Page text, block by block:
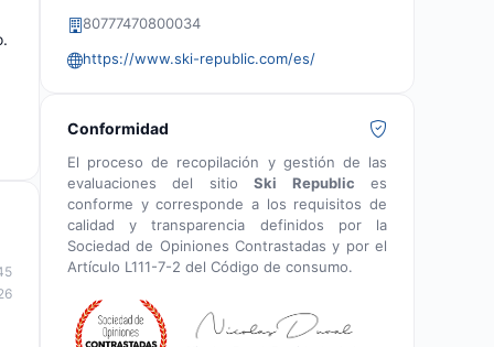
80777470800034
https://www.ski-republic.com/es/
Conformidad
El proceso de recopilación y gestión de las
evaluaciones del sitioSki Republic es
conforme y corresponde a los requisitos de
calidad y transparencia definidos por la
Sociedad de Opiniones Contrastadas y por el
Artículo L111-7-2 del Código de consumo.